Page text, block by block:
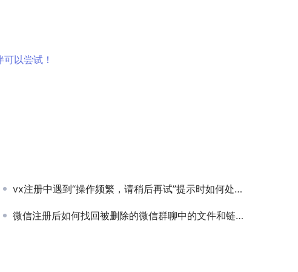
以尝试！
vx注册中遇到“操作频繁，请稍后再试”提示时如何处理？
微信注册后如何找回被删除的微信群聊中的文件和链接？